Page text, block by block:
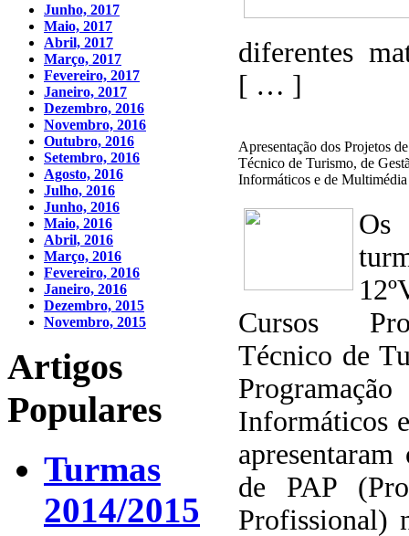
diferentes
[ … ]
Apresentação dos Projetos
Técnico de Turismo, de
Informáticos e de Multimédia
Cursos
Técnico de
Informáticos
de PAP
Profissional)
Junho, 2017
Maio, 2017
Abril, 2017
Março, 2017
Fevereiro, 2017
Janeiro, 2017
Dezembro, 2016
Novembro, 2016
Outubro, 2016
Setembro, 2016
Agosto, 2016
Julho, 2016
Junho, 2016
Maio, 2016
Abril, 2016
Março, 2016
Fevereiro, 2016
Janeiro, 2016
Dezembro, 2015
Novembro, 2015
Artigos
Populares
Turmas
2014/2015